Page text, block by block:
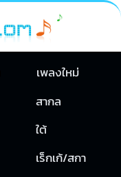
เพลงใหม่
สากล
ใต้
เร็กเก้/สกา